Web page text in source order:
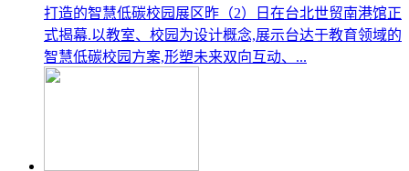
打造的智慧低碳校园展区昨（2）日在台北世贸南港馆正
式揭幕.以教室、校园为设计概念,展示台达于教育领域的
智慧低碳校园方案,形塑未来双向互动、...